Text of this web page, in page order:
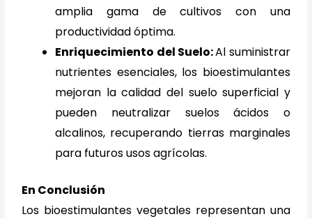
amplia gama de cultivos con una
productividad óptima.
Enriquecimiento del Suelo:Al suministrar
nutrientes esenciales, los bioestimulantes
mejoran la calidad del suelo superficial y
pueden neutralizar suelos ácidos o
alcalinos, recuperando tierras marginales
para futuros usos agrícolas.
En Conclusión
Los bioestimulantes vegetales representan una